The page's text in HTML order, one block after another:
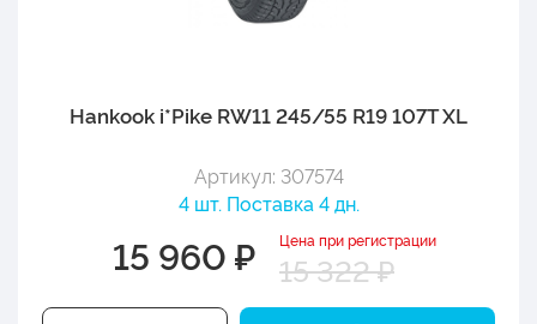
Hankook i*Pike RW11 245/55 R19 107T XL
Артикул: 307574
4 шт. Поставка 4 дн.
15 960 ₽ Цена при регистрации
15 322 ₽